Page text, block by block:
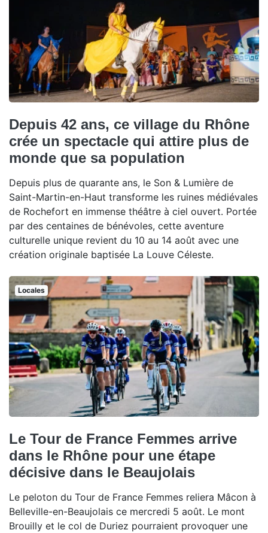
Depuis 42 ans, ce village du Rhône
crée un spectacle qui attire plus de
monde que sa population
Depuis plus de quarante ans, le Son & Lumière de
Saint-Martin-en-Haut transforme les ruines médiévales
de Rochefort en immense théâtre à ciel ouvert. Portée
par des centaines de bénévoles, cette aventure
culturelle unique revient du 10 au 14 août avec une
création originale baptisée La Louve Céleste.
Locales
Le Tour de France Femmes arrive
dans le Rhône pour une étape
décisive dans le Beaujolais
Le peloton du Tour de France Femmes reliera Mâcon à
Belleville-en-Beaujolais ce mercredi 5 août. Le mont
Brouilly et le col de Duriez pourraient provoquer une